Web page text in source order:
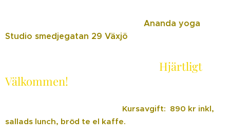
Ananda yoga
Studio smedjegatan 29 Växjö
Hjärtligt
Välkommen!
Kursavgift: 890 kr inkl,
sallads lunch, bröd te el kaffe.